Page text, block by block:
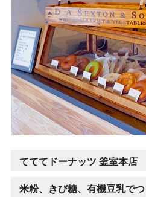
てててドーナッツ 釜室本店
米粉、きび糖、有機豆乳で